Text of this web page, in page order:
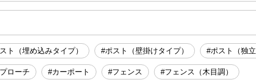
300万円前後 500万円～
ト（埋め込みタイプ） #ポスト（壁掛けタイプ） #ポスト（独立
ローチ #カーポート #フェンス #フェンス（木目調）